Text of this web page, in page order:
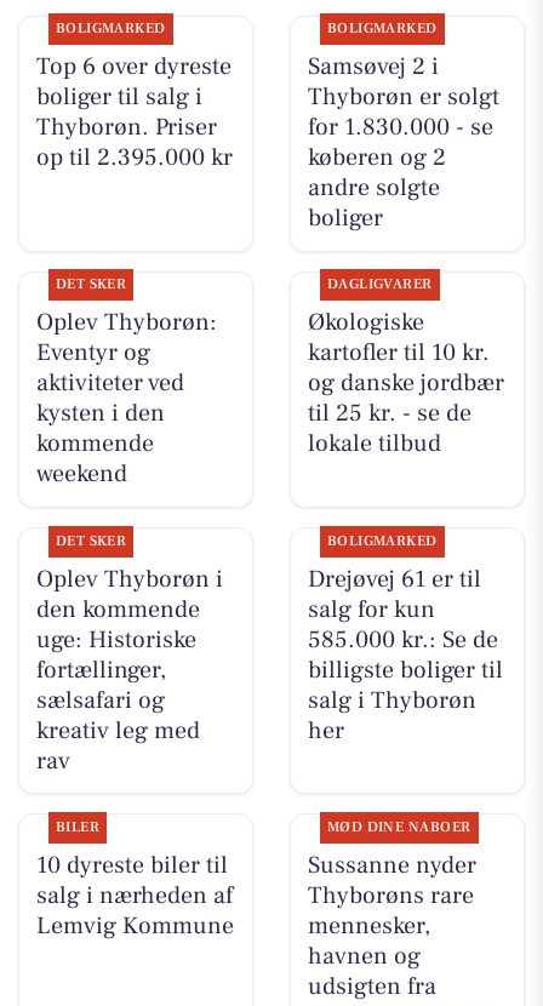
BOLIGMARKED
Top 6 over dyreste
boliger til salg i
Thyborøn. Priser
op til 2.395.000 kr
BOLIGMARKED
Samsøvej 2 i
Thyborøn er solgt
for 1.830.000 - se
køberen og 2
andre solgte
boliger
DET SKER
Oplev Thyborøn:
Eventyr og
aktiviteter ved
kysten i den
kommende
weekend
DAGLIGVARER
Økologiske
kartofler til 10 kr.
og danske jordbær
til 25 kr. - se de
lokale tilbud
DET SKER
Oplev Thyborøn i
den kommende
uge: Historiske
fortællinger,
sælsafari og
kreativ leg med
rav
BOLIGMARKED
Drejøvej 61 er til
salg for kun
585.000 kr.: Se de
billigste boliger til
salg i Thyborøn
her
BILER
10 dyreste biler til
salg i nærheden af
Lemvig Kommune
MØD DINE NABOER
Sussanne nyder
Thyborøns rare
mennesker,
havnen og
udsigten fra